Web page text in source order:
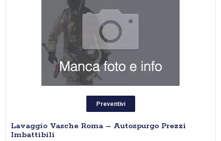
Preventivi
Lavaggio Vasche Roma – Autospurgo Prezzi
Imbattibili